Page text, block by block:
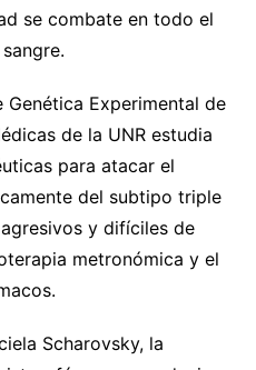
se combate en todo el
Experimental de
de la UNR estudia
para atacar el
del subtipo triple
y difíciles de
metronómica y el
Scharovsky, la